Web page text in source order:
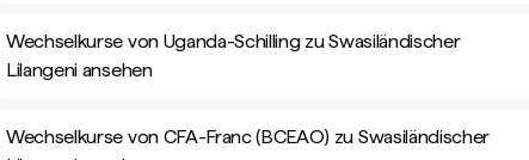
Wechselkurse von Uganda-Schilling zu Swasiländischer
Lilangeni ansehen
Wechselkurse von CFA-Franc (BCEAO) zu Swasiländischer